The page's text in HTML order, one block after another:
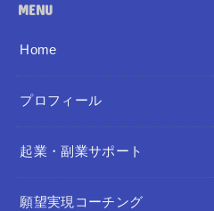
MENU
Home
プロフィール
起業・副業サポート
願望実現コーチング